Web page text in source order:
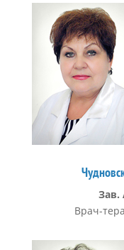
Зав.
Врач-